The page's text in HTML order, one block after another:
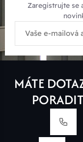
Zaregistrujte se
MÁTE